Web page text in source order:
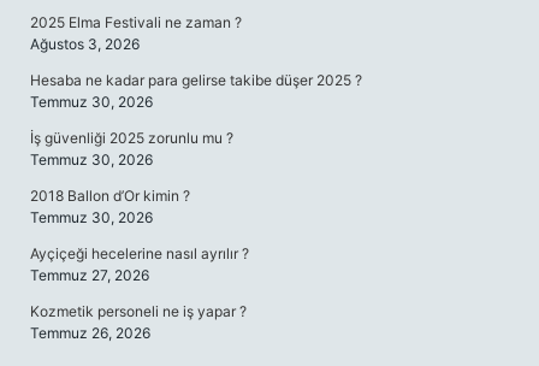
2025 Elma Festivali ne zaman ?
Ağustos 3, 2026
Hesaba ne kadar para gelirse takibe düşer 2025 ?
Temmuz 30, 2026
İş güvenliği 2025 zorunlu mu ?
Temmuz 30, 2026
2018 Ballon d’Or kimin ?
Temmuz 30, 2026
Ayçiçeği hecelerine nasıl ayrılır ?
Temmuz 27, 2026
Kozmetik personeli ne iş yapar ?
Temmuz 26, 2026